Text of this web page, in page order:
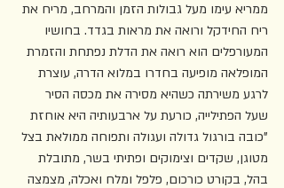
ממריא עימו מעל גבולות הזמן והמרחב, מריח את
ריח החידקל ורואה את מראות בגדד. בחושיו
המעורפלים הוא רואה את הדלת נפתחת והזמרת
המופלאה מופיעה בחדרו במלוא הדרה, עוצרת
לרגע משירתה כשהיא מסירה את מכסה הסיר
שעל הפתילייה, כורעת על ארבעותיה היא אוחזת
"כובה בורגול גדולה ועגולה ותפוחה ממולאת בצל
מטוגן, שקדים וצימוקים ופתיתי בשר, מתובלת
בהל, בקורט כורכום, פלפל ומלח ואכלה, מצמצה